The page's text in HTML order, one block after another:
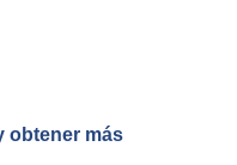
obtener más